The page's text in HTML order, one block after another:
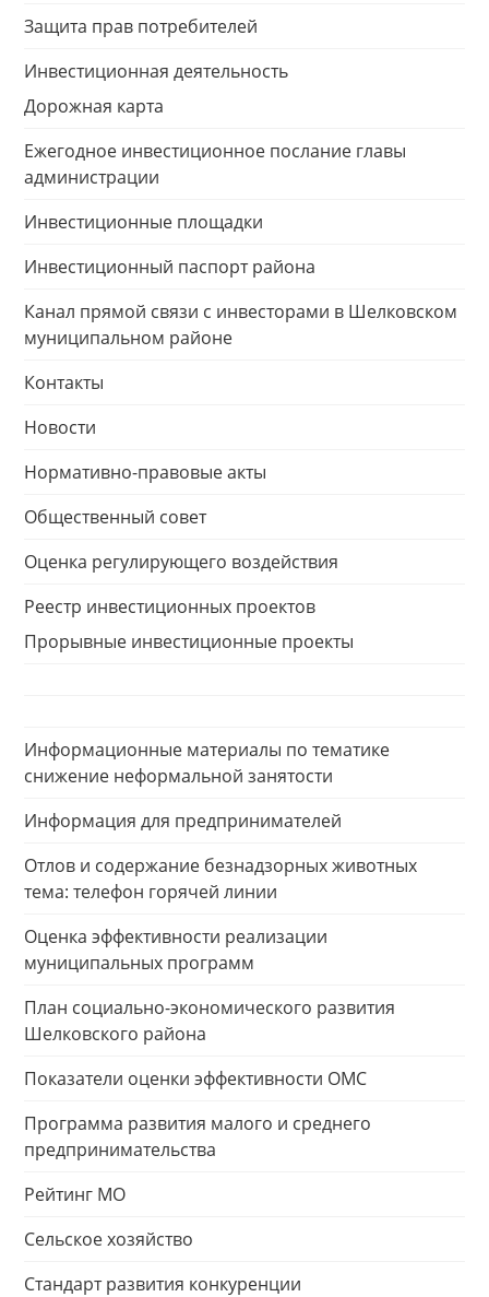
Защита прав потребителей
Инвестиционная деятельность
Дорожная карта
Ежегодное инвестиционное послание главы
администрации
Инвестиционные площадки
Инвестиционный паспорт района
Канал прямой связи с инвесторами в Шелковском
муниципальном районе
Контакты
Новости
Нормативно-правовые акты
Общественный совет
Оценка регулирующего воздействия
Реестр инвестиционных проектов
Прорывные инвестиционные проекты
Информационные материалы по тематике
снижение неформальной занятости
Информация для предпринимателей
Отлов и содержание безнадзорных животных
тема: телефон горячей линии
Оценка эффективности реализации
муниципальных программ
План социально-экономического развития
Шелковского района
Показатели оценки эффективности ОМС
Программа развития малого и среднего
предпринимательства
Рейтинг МО
Сельское хозяйство
Стандарт развития конкуренции